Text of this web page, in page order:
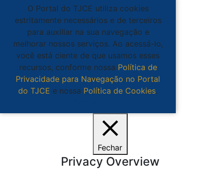
O Portal do TJCE utiliza cookies
estritamente necessários e de terceiros
para auxiliar na sua navegação e
melhorar nossos serviços. Ao acessá-lo,
você está ciente de que usamos esses
recursos, conforme nossa Política de
Privacidade para Navegação no Portal
do TJCE e nossa Política de Cookies.
Fechar
Privacy Overview